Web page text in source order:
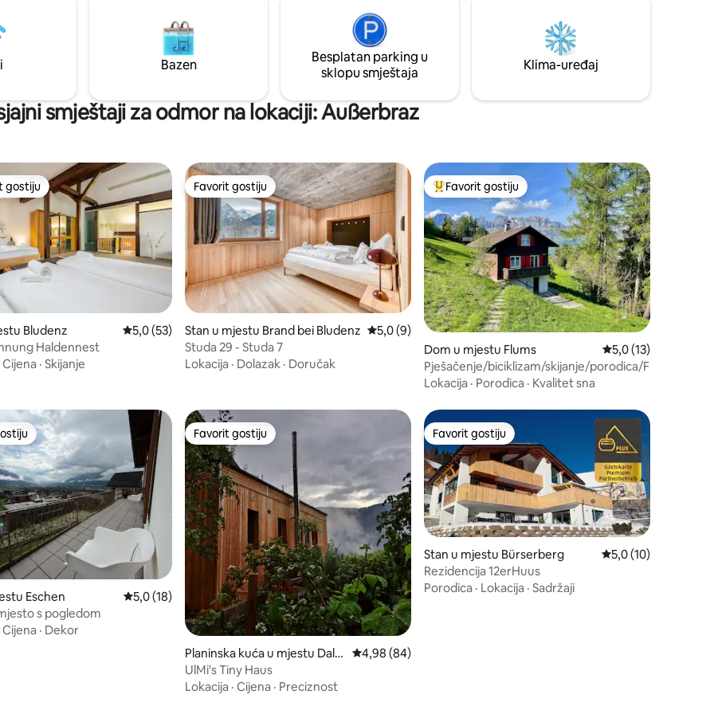
parka Brandnertal.
promatrajte zvijezde iz svog privatnog
vrta. Am Walde je čarobno mjesto za
svakoga.
Bazen
Besplatan parking u
sklopu smještaja
Klima-uređaj
smještaji za odmor na lokaciji: Außerbraz
5, recenzija: 12
gostiju
gostiju
Bludenz Prosječna ocjena: 5,0 od 5, recenzija: 53
5,0 (53)
Haldennest
Cijena · Skijanje
Favorit gostiju
Favorit gostiju
Stan u mjestu Brand bei Bludenz Prosječna ocjena: 5,0 od 5, recenzija: 9
5,0 (9)
Studa 29 - Studa 7
Lokacija · Dolazak · Doručak
Glavni favorit gostiju
Favorit gostiju
Dom u mjestu Flums Prosječna ocjena:
5,0 (13)
Pješačenje/biciklizam/skijanje/porodica/
Lokacija · Porodica · Kvalitet sna
5, recenzija: 61
Eschen Prosječna ocjena: 5,0 od 5, recenzija: 18
5,0 (18)
s pogledom
Cijena · Dekor
Favorit gostiju
Favorit gostiju
Planinska kuća u mjestu Dala
as
Prosječna ocjena: 4,98 od 5, recenzija: 84
4,98 (84)
UlMi's Tiny Haus
Lokacija · Cijena · Preciznost
Favorit gostiju
Favorit gostiju
Stan u mjestu Bürserberg Prosječna ocjena:
5,0 (10)
Rezidencija 12erHuus
Porodica · Lokacija · Sadržaji